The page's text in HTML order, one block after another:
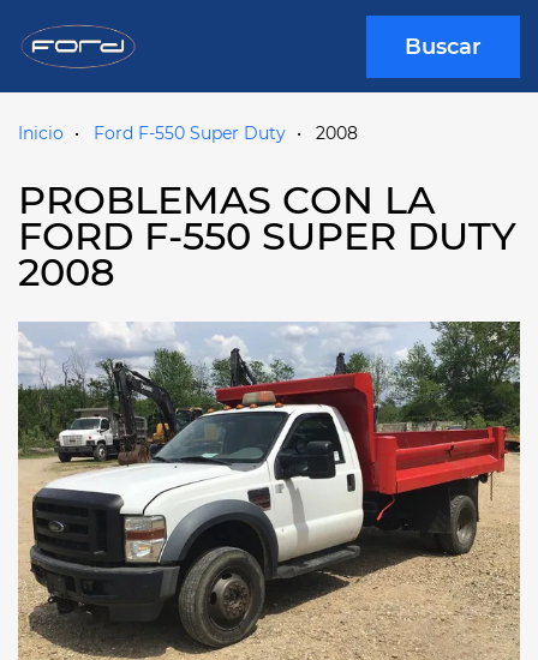
Buscar
Inicio Ford F-550 Super Duty 2008
PROBLEMAS CON LA
FORD F-550 SUPER DUTY
2008